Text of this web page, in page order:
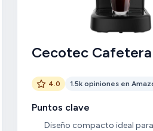
y
Cecotec Cafetera
4.0 1.5k opiniones en
Puntos clave
Diseño compacto ideal